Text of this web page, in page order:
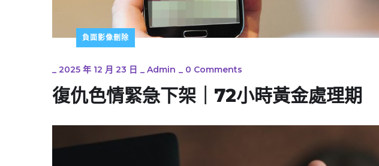
負面影像刪除
_ 2025 年 12 月 23 日 _ Admin _ 0 Comments
復仇色情緊急下架｜72小時黃金處理期